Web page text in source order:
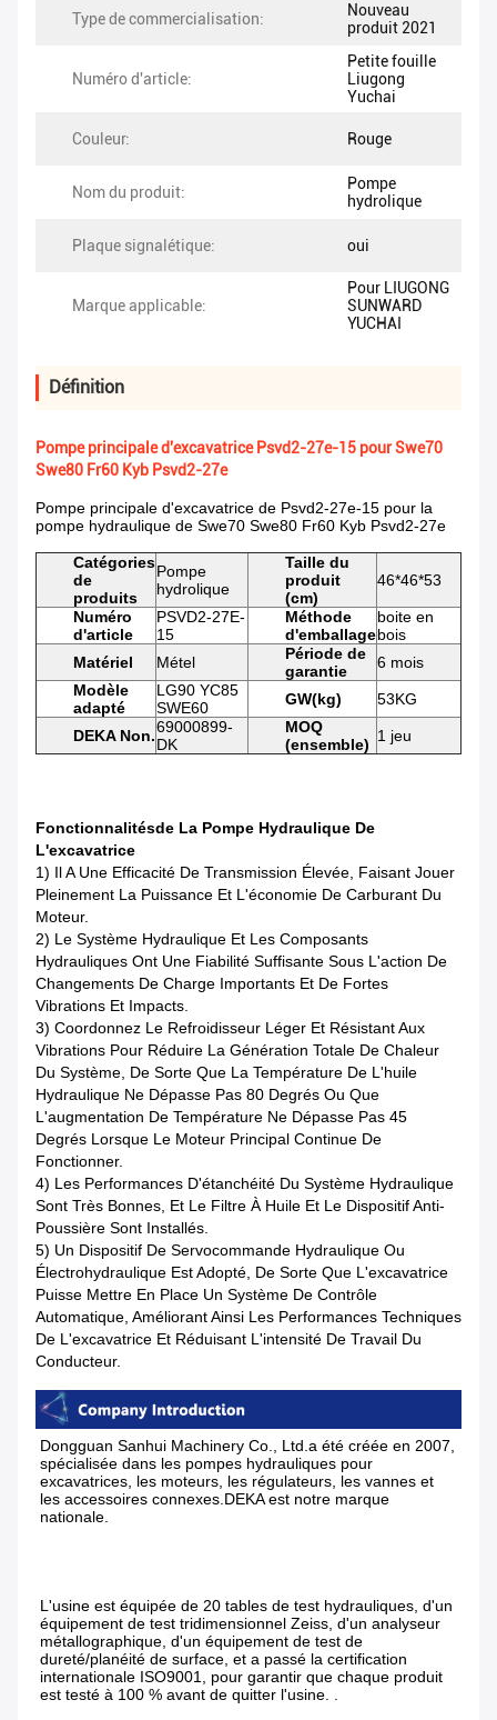
Type de commercialisation:
Nouveau
produit 2021
Numéro d'article:
Petite fouille
Liugong
Yuchai
Couleur: Rouge
Nom du produit:
Pompe
hydrolique
Plaque signalétique: oui
Marque applicable:
Pour LIUGONG
SUNWARD
YUCHAI
Définition
Pompe principale d'excavatrice Psvd2-27e-15 pour Swe70
Swe80 Fr60 Kyb Psvd2-27e
Pompe principale d'excavatrice de Psvd2-27e-15 pour la
pompe hydraulique de Swe70 Swe80 Fr60 Kyb Psvd2-27e
Catégories
de
produits
Pompe
hydrolique
Taille du
produit
(cm)
46*46*53
Numéro
d'article
PSVD2-27E-
15
Méthode
d'emballage
boite en
bois
Matériel
Métel
Période de
garantie
6 mois
Modèle
adapté
LG90 YC85
SWE60
GW(kg) 53KG
DEKA Non.69000899-
DK
MOQ
(ensemble) 1 jeu
FonctionnalitésDe La Pompe Hydraulique De
L'excavatrice
1) Il A Une Efficacité De Transmission Élevée, Faisant Jouer
Pleinement La Puissance Et L'économie De Carburant Du
Moteur.
2) Le Système Hydraulique Et Les Composants
Hydrauliques Ont Une Fiabilité Suffisante Sous L'action De
Changements De Charge Importants Et De Fortes
Vibrations Et Impacts.
3) Coordonnez Le Refroidisseur Léger Et Résistant Aux
Vibrations Pour Réduire La Génération Totale De Chaleur
Du Système, De Sorte Que La Température De L'huile
Hydraulique Ne Dépasse Pas 80 Degrés Ou Que
L'augmentation De Température Ne Dépasse Pas 45
Degrés Lorsque Le Moteur Principal Continue De
Fonctionner.
4) Les Performances D'étanchéité Du Système Hydraulique
Sont Très Bonnes, Et Le Filtre À Huile Et Le Dispositif Anti-
Poussière Sont Installés.
5) Un Dispositif De Servocommande Hydraulique Ou
Électrohydraulique Est Adopté, De Sorte Que L'excavatrice
Puisse Mettre En Place Un Système De Contrôle
Automatique, Améliorant Ainsi Les Performances Techniques
De L'excavatrice Et Réduisant L'intensité De Travail Du
Conducteur.
Dongguan Sanhui Machinery Co., Ltd.a été créée en 2007,
spécialisée dans les pompes hydrauliques pour
excavatrices, les moteurs, les régulateurs, les vannes et
les accessoires connexes.DEKA est notre marque
nationale.
L'usine est équipée de 20 tables de test hydrauliques, d'un
équipement de test tridimensionnel Zeiss, d'un analyseur
métallographique, d'un équipement de test de
dureté/planéité de surface, et a passé la certification
internationale ISO9001, pour garantir que chaque produit
est testé à 100 % avant de quitter l'usine. .